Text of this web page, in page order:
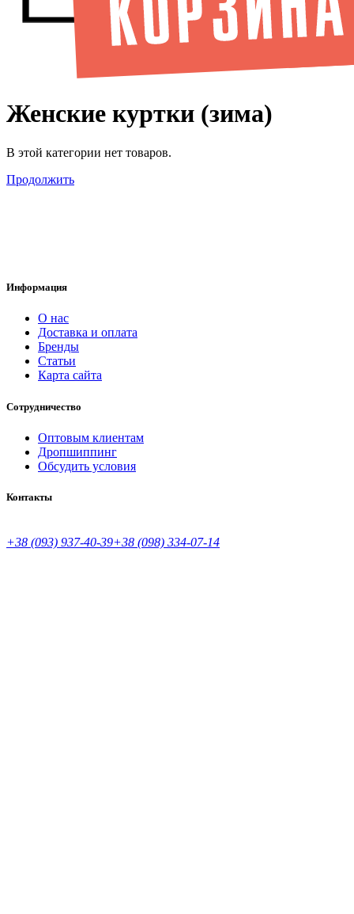
Женские куртки (зима)
В этой категории нет товаров.
Продолжить
Информация
О нас
Доставка и оплата
Бренды
Статьи
Карта сайта
Сотрудничество
Оптовым клиентам
Дропшиппинг
Обсудить условия
Контакты
+38 (093) 937-40-39+38 (098) 334-07-14